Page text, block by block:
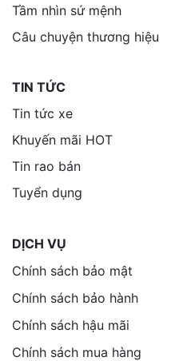
Tầm nhìn sứ mệnh
Câu chuyện thương hiệu
TIN TỨC
Tin tức xe
Khuyến mãi HOT
Tin rao bán
Tuyển dụng
DỊCH VỤ
Chính sách bảo mật
Chính sách bảo hành
Chính sách hậu mãi
Chính sách mua hàng